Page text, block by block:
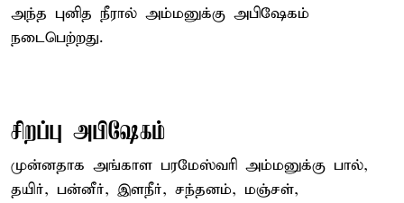
அந்த புனித நீரால் அம்மனுக்கு அபிஷேகம்
நடைபெற்றது.
சிறப்பு அபிஷேகம்
முன்னதாக அங்காள பரமேஸ்வரி அம்மனுக்கு பால்,
தயிர், பன்னீர், இளநீர், சந்தனம், மஞ்சள்,